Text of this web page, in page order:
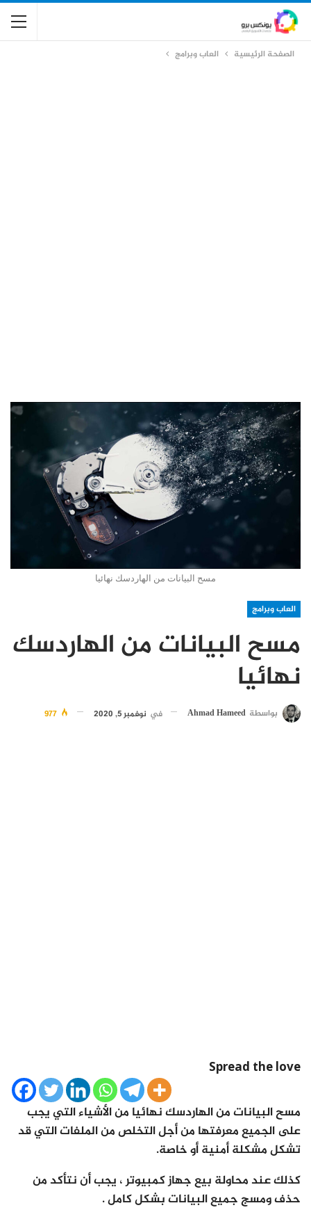
الصفحة الرئيسية العاب وبرامج
مسح البيانات من الهاردسك نهائيا
العاب وبرامج
مسح البيانات من الهاردسك
نهائيا
بواسطة Ahmad Hameed في نوفمبر 5, 2020
Spread the love
مسح البيانات من الهاردسك نهائيا من الأشياء التي يجب
على الجميع معرفتها من أجل التخلص من الملفات التي قد
تشكل مشكلة أمنية أو خاصة.
كذلك عند محاولة بيع جهاز كمبيوتر ، يجب أن نتأكد من
حذف ومسج جميع البيانات بشكل كامل .